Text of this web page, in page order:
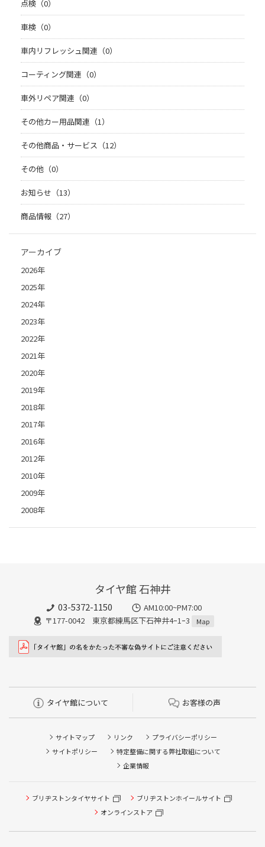
点検（0）
車検（0）
車内リフレッシュ関連（0）
コーティング関連（0）
車外リペア関連（0）
その他カー用品関連（1）
その他商品・サービス（12）
その他（0）
お知らせ（13）
商品情報（27）
アーカイブ
2026年
2025年
2024年
2023年
2022年
2021年
2020年
2019年
2018年
2017年
2016年
2012年
2010年
2009年
2008年
タイヤ館 石神井
03-5372-1150
AM10:00~PM7:00
〒177-0042 東京都練馬区下石神井4ｰ1ｰ3
Map
タイヤ館について お客様の声
サイトマップ リンク
プライバシーポリシー
サイトポリシー
特定整備に関する弊社取組について
企業情報
ブリヂストンタイヤサイト
ブリヂストンホイールサイト
オンラインストア